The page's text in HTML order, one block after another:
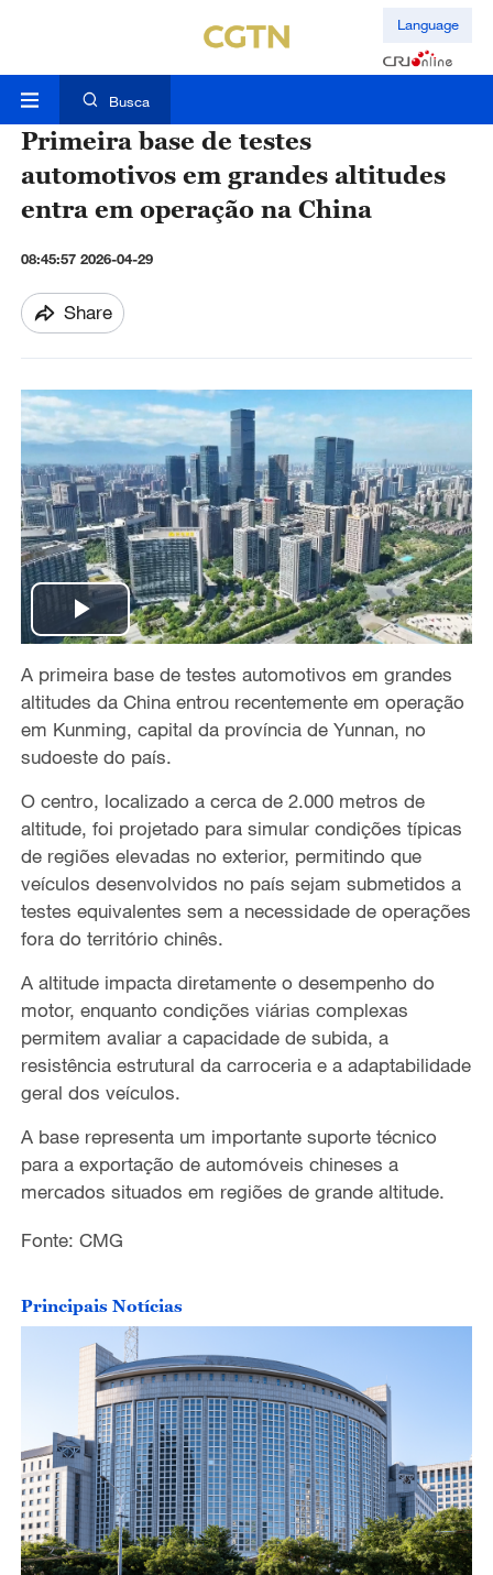
Language
Busca
Primeira base de testes
automotivos em grandes altitudes
entra em operação na China
08:45:57 2026-04-29
Share
P
l
a
V
i
d
e
o
A primeira base de testes automotivos em grandes
altitudes da China entrou recentemente em operação
em Kunming, capital da província de Yunnan, no
sudoeste do país.
O centro, localizado a cerca de 2.000 metros de
altitude, foi projetado para simular condições típicas
de regiões elevadas no exterior, permitindo que
veículos desenvolvidos no país sejam submetidos a
testes equivalentes sem a necessidade de operações
fora do território chinês.
A altitude impacta diretamente o desempenho do
motor, enquanto condições viárias complexas
permitem avaliar a capacidade de subida, a
resistência estrutural da carroceria e a adaptabilidade
geral dos veículos.
A base representa um importante suporte técnico
para a exportação de automóveis chineses a
mercados situados em regiões de grande altitude.
Fonte: CMG
Principais Notícias